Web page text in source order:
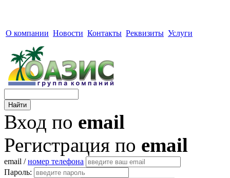
О компании Новости Контакты Реквизиты Услуги
Вход по email
Регистрация по email
email /номер телефона
Пароль: